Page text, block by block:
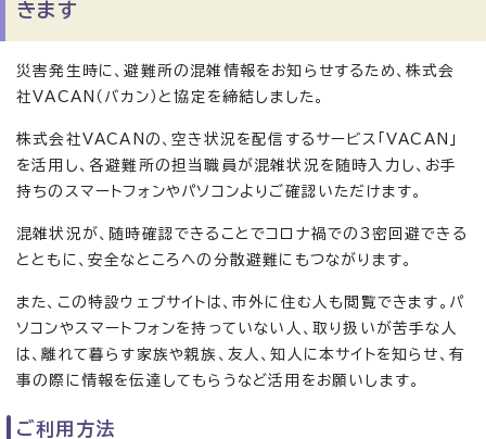
きます
災害発生時に、避難所の混雑情報をお知らせするため、株式会
社VACAN（バカン）と協定を締結しました。
株式会社VACANの、空き状況を配信するサービス「VACAN」
を活用し、各避難所の担当職員が混雑状況を随時入力し、お手
持ちのスマートフォンやパソコンよりご確認いただけます。
混雑状況が、随時確認できることでコロナ禍での3密回避できる
とともに、安全なところへの分散避難にもつながります。
また、この特設ウェブサイトは、市外に住む人も閲覧できます。パ
ソコンやスマートフォンを持っていない人、取り扱いが苦手な人
は、離れて暮らす家族や親族、友人、知人に本サイトを知らせ、有
事の際に情報を伝達してもらうなど活用をお願いします。
ご利用方法